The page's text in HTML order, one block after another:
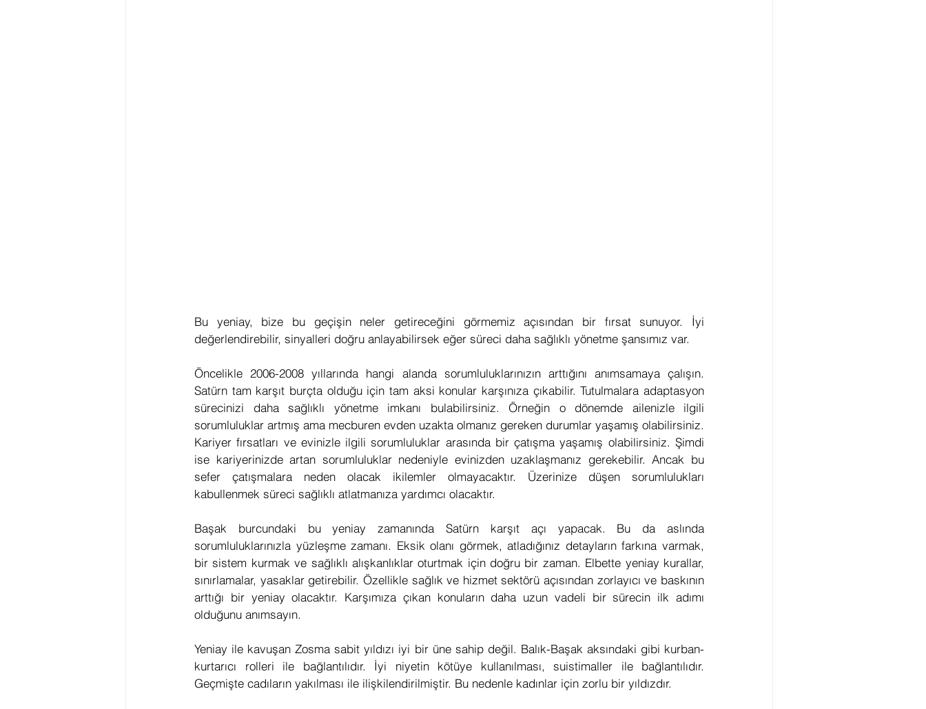
Bu yeniay, bize bu geçişin neler getireceğini görmemiz açısından bir fırsat sunuyor. İyi
değerlendirebilir, sinyalleri doğru anlayabilirsek eğer süreci daha sağlıklı yönetme şansımız var.
Öncelikle 2006-2008 yıllarında hangi alanda sorumluluklarınızın arttığını anımsamaya çalışın.
Satürn tam karşıt burçta olduğu için tam aksi konular karşınıza çıkabilir. Tutulmalara adaptasyon
sürecinizi daha sağlıklı yönetme imkanı bulabilirsiniz. Örneğin o dönemde ailenizle ilgili
sorumluluklar artmış ama mecburen evden uzakta olmanız gereken durumlar yaşamış olabilirsiniz.
Kariyer fırsatları ve evinizle ilgili sorumluluklar arasında bir çatışma yaşamış olabilirsiniz. Şimdi
ise kariyerinizde artan sorumluluklar nedeniyle evinizden uzaklaşmanız gerekebilir. Ancak bu
sefer çatışmalara neden olacak ikilemler olmayacaktır. Üzerinize düşen sorumlulukları
kabullenmek süreci sağlıklı atlatmanıza yardımcı olacaktır.
Başak burcundaki bu yeniay zamanında Satürn karşıt açı yapacak. Bu da aslında
sorumluluklarınızla yüzleşme zamanı. Eksik olanı görmek, atladığınız detayların farkına varmak,
bir sistem kurmak ve sağlıklı alışkanlıklar oturtmak için doğru bir zaman. Elbette yeniay kurallar,
sınırlamalar, yasaklar getirebilir. Özellikle sağlık ve hizmet sektörü açısından zorlayıcı ve baskının
arttığı bir yeniay olacaktır. Karşımıza çıkan konuların daha uzun vadeli bir sürecin ilk adımı
olduğunu anımsayın.
Yeniay ile kavuşan Zosma sabit yıldızı iyi bir üne sahip değil. Balık-Başak aksındaki gibi kurban-
kurtarıcı rolleri ile bağlantılıdır. İyi niyetin kötüye kullanılması, suistimaller ile bağlantılıdır.
Geçmişte cadıların yakılması ile ilişkilendirilmiştir. Bu nedenle kadınlar için zorlu bir yıldızdır.